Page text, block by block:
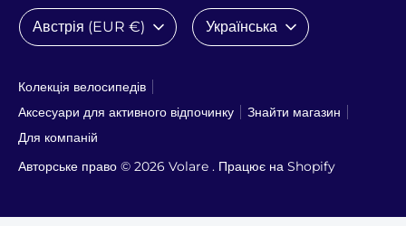
Колекція велосипедів
Аксесуари для активного відпочинку
Знайти магазин
Для компаній
Авторське право © 2026 Volare . Працює на Shopify
Валюта
Австрія (EUR €) Мова
Українська